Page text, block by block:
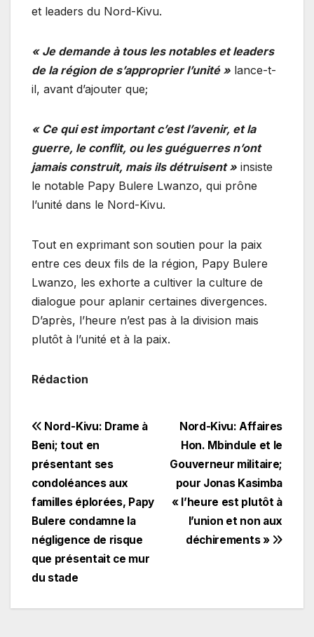
et leaders du Nord-Kivu.
« Je demande à tous les notables et leaders
de la région de s’approprier l’unité » lance-t-
il, avant d’ajouter que;
« Ce qui est important c’est l’avenir, et la
guerre, le conflit, ou les guéguerres n’ont
jamais construit, mais ils détruisent » insiste
le notable Papy Bulere Lwanzo, qui prône
l’unité dans le Nord-Kivu.
Tout en exprimant son soutien pour la paix
entre ces deux fils de la région, Papy Bulere
Lwanzo, les exhorte a cultiver la culture de
dialogue pour aplanir certaines divergences.
D’après, l’heure n’est pas à la division mais
plutôt à l’unité et à la paix.
Rédaction
Navigation
de
l’article
Nord-Kivu: Affaires
Hon. Mbindule et le
Gouverneur militaire;
pour Jonas Kasimba
« l’heure est plutôt à
l’union et non aux
déchirements »
Nord-Kivu: Drame à
Beni; tout en
présentant ses
condoléances aux
familles éplorées, Papy
Bulere condamne la
négligence de risque
que présentait ce mur
du stade